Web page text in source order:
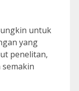
untuk
yang
penelitan,